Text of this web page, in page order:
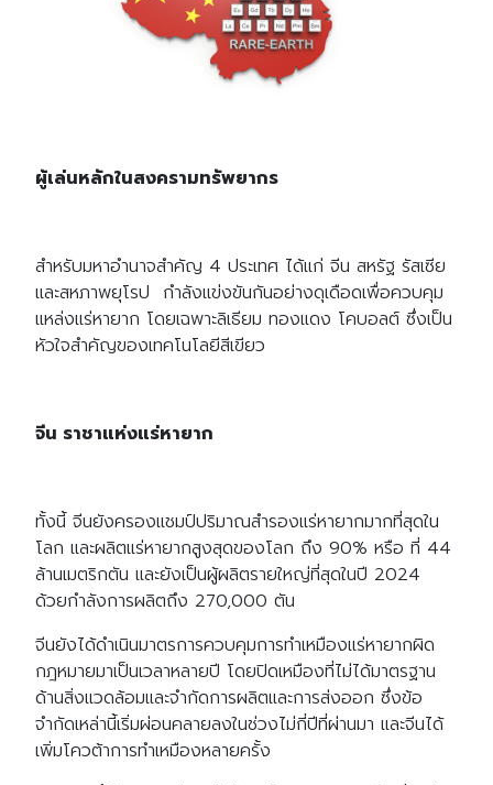
ผู้เล่นหลักในสงครามทรัพยากร
สำหรับมหาอำนาจสำคัญ 4 ประเทศ ได้แก่ จีน สหรัฐ รัสเซีย
และสหภาพยุโรป กำลังแข่งขันกันอย่างดุเดือดเพื่อควบคุม
แหล่งแร่หายาก โดยเฉพาะลิเธียม ทองแดง โคบอลต์ ซึ่งเป็น
หัวใจสำคัญของเทคโนโลยีสีเขียว
จีน ราชาแห่งแร่หายาก
ทั้งนี้ จีนยังครองแชมป์ปริมาณสำรองแร่หายากมากที่สุดใน
โลก และผลิตแร่หายากสูงสุดของโลก ถึง 90% หรือ ที่ 44
ล้านเมตริกตัน และยังเป็นผู้ผลิตรายใหญ่ที่สุดในปี 2024
ด้วยกำลังการผลิตถึง 270,000 ตัน
จีนยังได้ดำเนินมาตรการควบคุมการทำเหมืองแร่หายากผิด
กฎหมายมาเป็นเวลาหลายปี โดยปิดเหมืองที่ไม่ได้มาตรฐาน
ด้านสิ่งแวดล้อมและจำกัดการผลิตและการส่งออก ซึ่งข้อ
จำกัดเหล่านี้เริ่มผ่อนคลายลงในช่วงไม่กี่ปีที่ผ่านมา และจีนได้
เพิ่มโควต้าการทำเหมืองหลายครั้ง